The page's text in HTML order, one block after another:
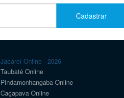
Cadastrar
Jacareí Online - 2026
Taubaté Online
Pindamonhangaba Online
Caçapava Online